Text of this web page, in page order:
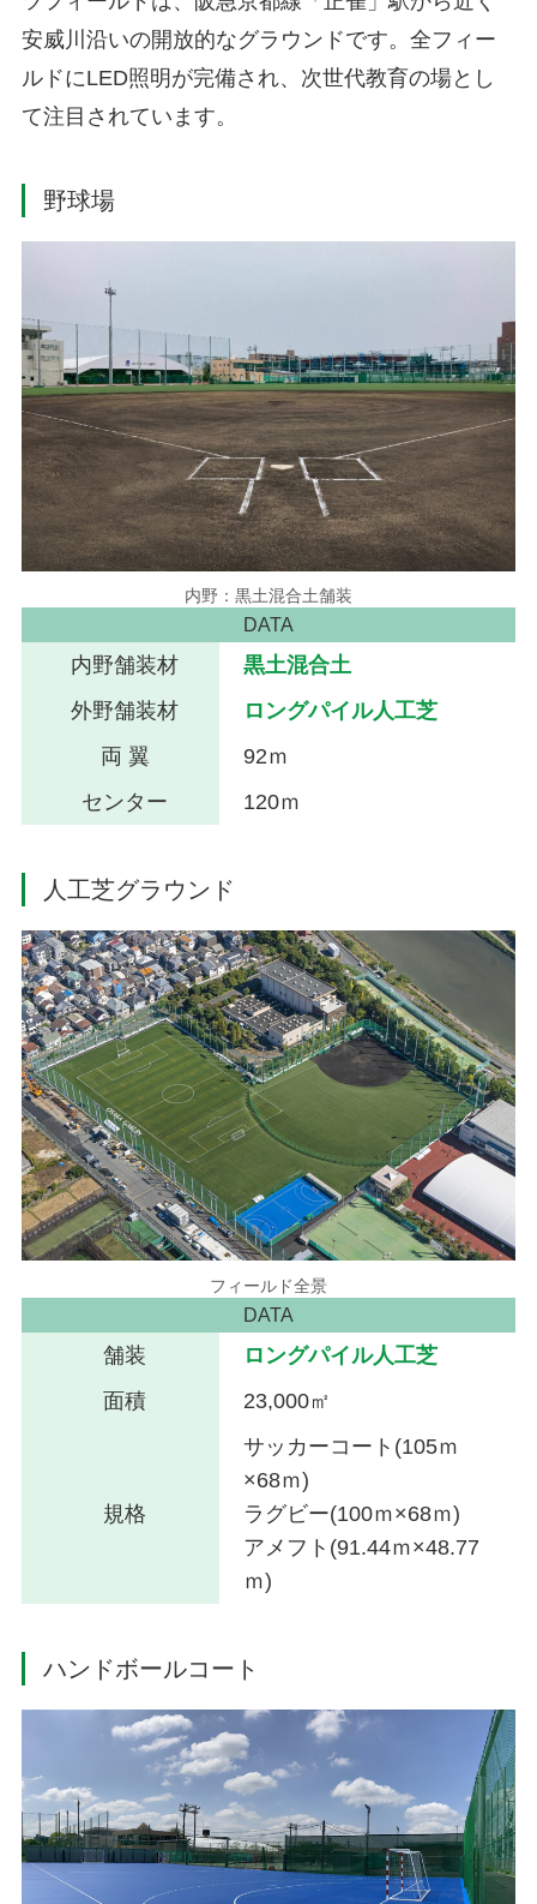
安威川沿いの開放的なグラウンドです。全フィー
ルドにLED照明が完備され、次世代教育の場とし
て注目されています。
野球場
内野：黒土混合土舗装
DATA
内野舗装材
黒土混合土
外野舗装材
ロングパイル人工芝
両 翼
92ｍ
センター
120ｍ
人工芝グラウンド
フィールド全景
DATA
舗装
ロングパイル人工芝
面積
23,000㎡
規格
サッカーコート(105ｍ
×68ｍ)
ラグビー(100ｍ×68ｍ)
アメフト(91.44ｍ×48.77
ｍ)
ハンドボールコート